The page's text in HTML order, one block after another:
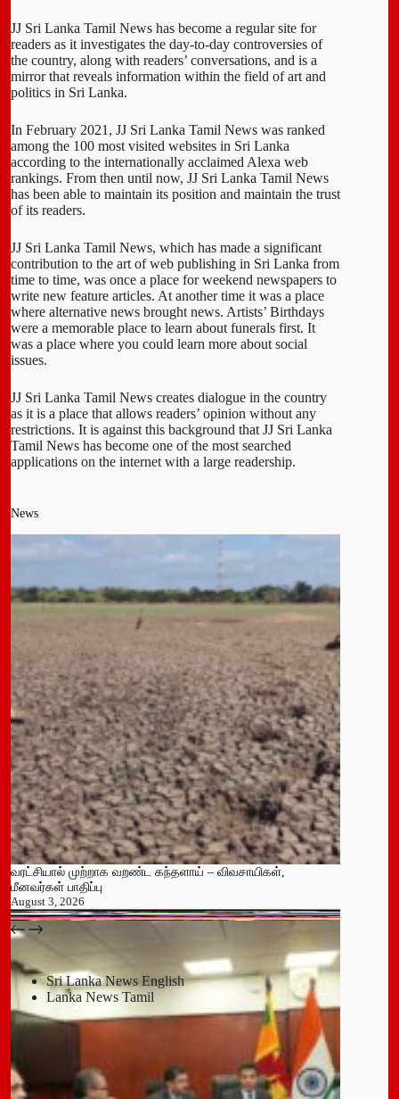
JJ Sri Lanka Tamil News has become a regular site for
readers as it investigates the day-to-day controversies of
the country, along with readers’ conversations, and is a
mirror that reveals information within the field of art and
politics in Sri Lanka.
In February 2021, JJ Sri Lanka Tamil News was ranked
among the 100 most visited websites in Sri Lanka
according to the internationally acclaimed Alexa web
rankings. From then until now, JJ Sri Lanka Tamil News
has been able to maintain its position and maintain the trust
of its readers.
JJ Sri Lanka Tamil News, which has made a significant
contribution to the art of web publishing in Sri Lanka from
time to time, was once a place for weekend newspapers to
write new feature articles. At another time it was a place
where alternative news brought news. Artists’ Birthdays
were a memorable place to learn about funerals first. It
was a place where you could learn more about social
issues.
JJ Sri Lanka Tamil News creates dialogue in the country
as it is a place that allows readers’ opinion without any
restrictions. It is against this background that JJ Sri Lanka
Tamil News has become one of the most searched
applications on the internet with a large readership.
News
வரட்சியால் முற்றாக வறண்ட கந்தளாய் – விவசாயிகள்,
மீனவர்கள் பாதிப்பு
August 3, 2026
பதுளை மாநகர சபையின் NPP உறுப்பினர் திடீர் ராஜினாமா!
July 14, 2026
Sri Lanka News English
Lanka News Tamil